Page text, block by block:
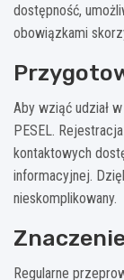
dostępność,
obowiązkami
Aby wziąć udział
PESEL.
kontaktowych
informacyjnej.
nieskomplikowany.
Regularne